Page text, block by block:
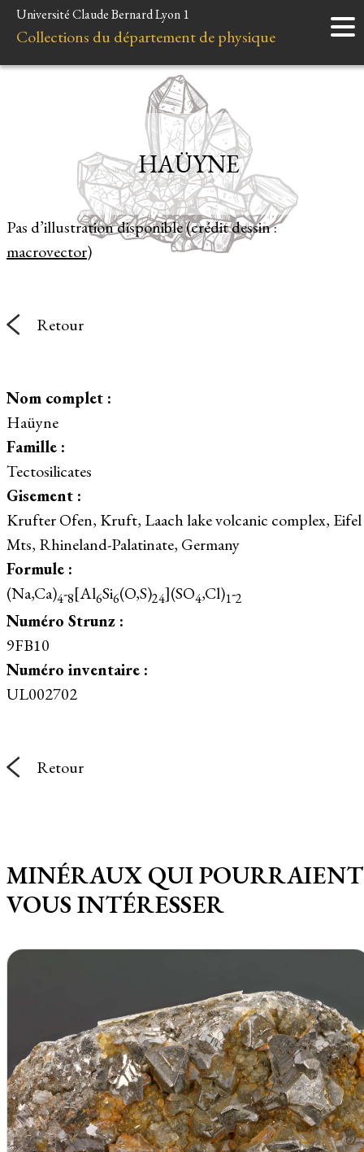
Accueil
Instruments
Liens et ressources
Université Claude Bernard Lyon 1
Collections du département de physique
Pas d’illustration disponible (crédit dessin :
macrovector)
HAÜYNE
Retour
Nom complet :
Haüyne
Famille :
Tectosilicates
Gisement :
Krufter Ofen, Kruft, Laach lake volcanic complex, Eifel
Mts, Rhineland-Palatinate, Germany
Formule :
(Na,Ca)4-8[Al6Si6(O,S)24](SO4,Cl)1-2
Numéro Strunz :
9FB10
Numéro inventaire :
UL002702
Retour
MINÉRAUX QUI POURRAIENT
VOUS INTÉRESSER